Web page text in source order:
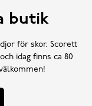
butik
för skor. Scorett
idag finns ca 80